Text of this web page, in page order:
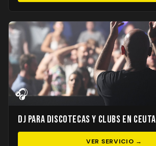
🎧
DJ para Discotecas y Clubs en Ceuta
VER SERVICIO →